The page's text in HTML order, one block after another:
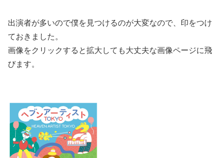
出演者が多いので僕を見つけるのが大変なので、印をつけ
ておきました。
画像をクリックすると拡大しても大丈夫な画像ページに飛
びます。